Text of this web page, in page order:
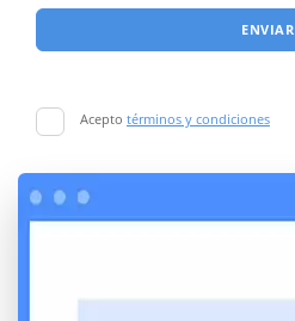
ENVIAR
Acepto términos y condiciones